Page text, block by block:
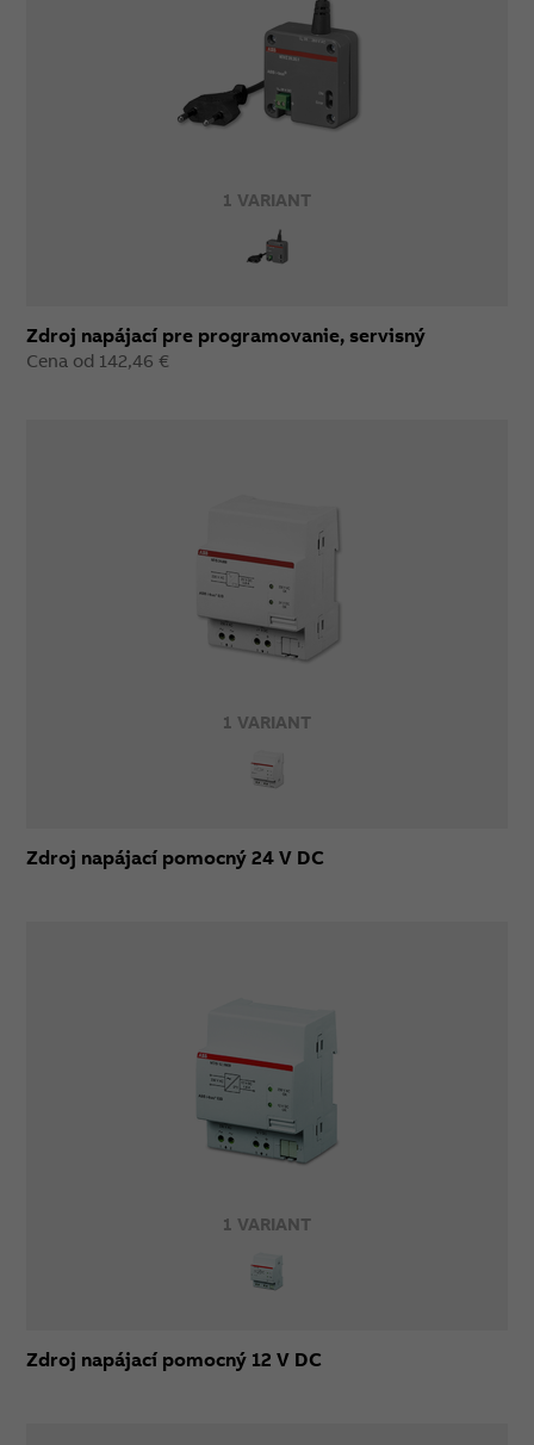
1 VARIANT
Zdroj napájací pre programovanie, servisný
Cena od 142,46 €
1 VARIANT
Zdroj napájací pomocný 24 V DC
1 VARIANT
Zdroj napájací pomocný 12 V DC